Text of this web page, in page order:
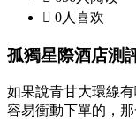
 0人喜欢
孤獨星際酒店測
如果說青甘大環線
容易衝動下單的，